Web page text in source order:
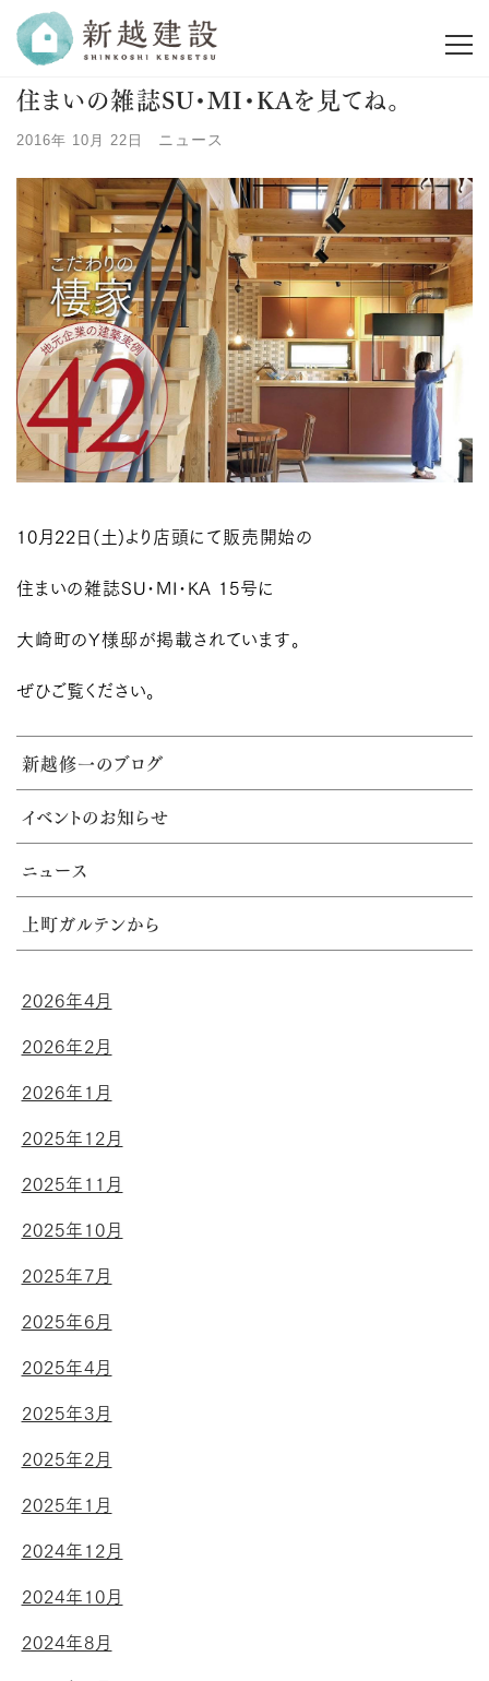
住まいの雑誌SU･MI･KAを見てね。
2016年 10月 22日 ニュース
10月22日(土)より店頭にて販売開始の
住まいの雑誌SU･MI･KA 15号に
大崎町のY様邸が掲載されています。
ぜひご覧ください。
新越修一のブログ
イベントのお知らせ
ニュース
上町ガルテンから
2026年4月
2026年2月
2026年1月
2025年12月
2025年11月
2025年10月
2025年7月
2025年6月
2025年4月
2025年3月
2025年2月
2025年1月
2024年12月
2024年10月
2024年8月